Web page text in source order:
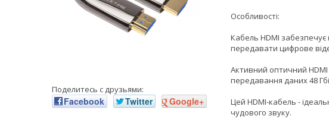
Поделитесь с друзьями:
Facebook Twitter Google+
Особливості:
Кабель HDMI
передавати цифрове
Активний оптичний
передавання даних 48
Цей HDMI-кабель -
чудового звуку.